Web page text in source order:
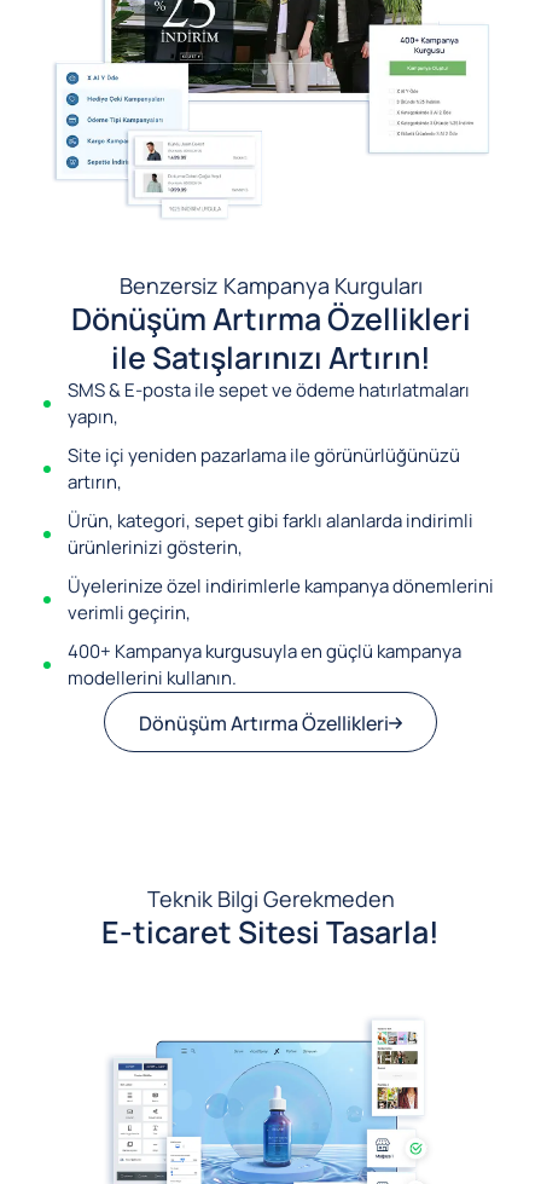
Benzersiz Kampanya Kurguları
Dönüşüm Artırma Özellikleri
ile Satışlarınızı Artırın!
SMS & E-posta ile sepet ve ödeme hatırlatmaları
yapın,
Site içi yeniden pazarlama ile görünürlüğünüzü
artırın,
Ürün, kategori, sepet gibi farklı alanlarda indirimli
ürünlerinizi gösterin,
Üyelerinize özel indirimlerle kampanya dönemlerini
verimli geçirin,
400+ Kampanya kurgusuyla en güçlü kampanya
modellerini kullanın.
Dönüşüm Artırma Özellikleri
Teknik Bilgi Gerekmeden
E-ticaret Sitesi Tasarla!